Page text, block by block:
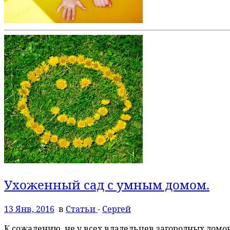
Ухоженный сад с умным домом.
13 Янв, 2016 в Статьи- Сергей